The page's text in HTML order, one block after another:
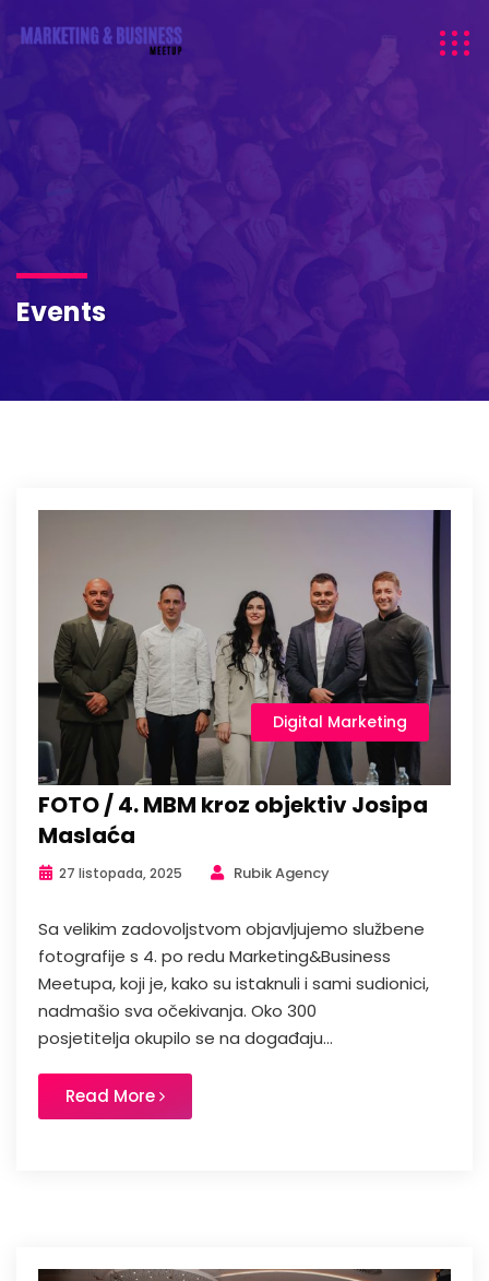
Events
Digital Marketing
FOTO / 4. MBM kroz objektiv Josipa
Maslaća
27 listopada, 2025 Rubik Agency
Sa velikim zadovoljstvom objavljujemo službene
fotografije s 4. po redu Marketing&Business
Meetupa, koji je, kako su istaknuli i sami sudionici,
nadmašio sva očekivanja. Oko 300
posjetitelja okupilo se na događaju...
Read More